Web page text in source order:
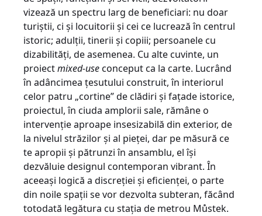
vizează un spectru larg de beneficiari: nu doar
turiștii, ci și locuitorii și cei ce lucrează în centrul
istoric; adulții, tinerii și copiii; persoanele cu
dizabilități, de asemenea. Cu alte cuvinte, un
proiectmixed-useconceput ca la carte. Lucrând
în adâncimea țesutului construit, în interiorul
celor patru „cortine” de clădiri și fațade istorice,
proiectul, în ciuda amplorii sale, rămâne o
intervenție aproape insesizabilă din exterior, de
la nivelul străzilor și al pieței, dar pe măsură ce
te apropii și pătrunzi în ansamblu, el își
dezvăluie designul contemporan vibrant. În
aceeași logică a discreției și eficienței, o parte
din noile spații se vor dezvolta subteran, făcând
totodată legătura cu stația de metrou Můstek.